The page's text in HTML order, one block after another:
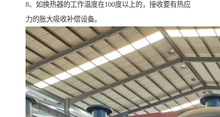
8、如换热器的工作温度在100度以上的，接收要有热应
力的胀大吸收补偿设备。